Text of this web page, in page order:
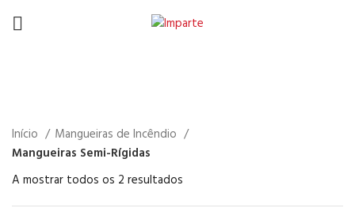
Início
Mangueiras de Incêndio
Mangueiras Semi-Rígidas
A mostrar todos os 2 resultados